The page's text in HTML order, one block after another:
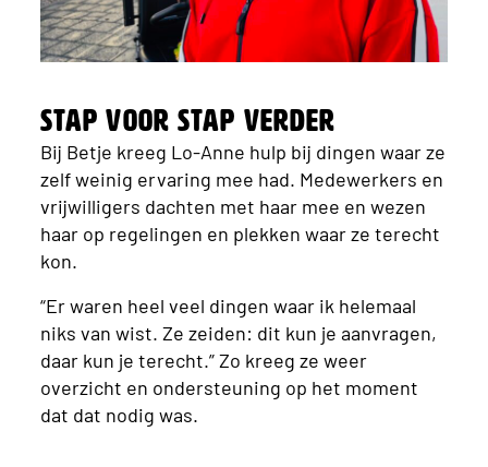
Stap voor stap verder
Bij Betje kreeg Lo-Anne hulp bij dingen waar ze
zelf weinig ervaring mee had. Medewerkers en
vrijwilligers dachten met haar mee en wezen
haar op regelingen en plekken waar ze terecht
kon.
“Er waren heel veel dingen waar ik helemaal
niks van wist. Ze zeiden: dit kun je aanvragen,
daar kun je terecht.” Zo kreeg ze weer
overzicht en ondersteuning op het moment
dat dat nodig was.